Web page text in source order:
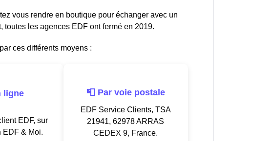
vous rendre en boutique pour échanger avec un
les agences EDF ont fermé en 2019.
ces différents moyens :
ligne
EDF, sur
EDF & Moi.
📮 Par voie postale
EDF Service Clients, TSA
21941, 62978 ARRAS
CEDEX 9, France.